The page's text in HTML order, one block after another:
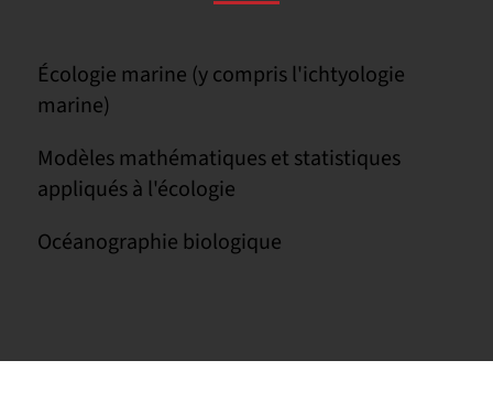
Écologie marine (y compris l'ichtyologie
marine)
Modèles mathématiques et statistiques
appliqués à l'écologie
Océanographie biologique